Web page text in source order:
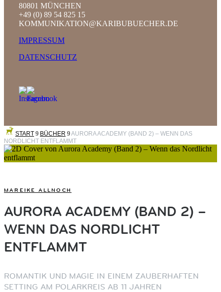
80801 MÜNCHEN
+49 (0) 89 54 825 15
KOMMUNIKATION@KARIBUBUECHER.DE
IMPRESSUM
DATENSCHUTZ
START 9 BÜCHER 9AURORA ACADEMY (BAND 2) – WENN DAS
NORDLICHT ENTFLAMMT
MAREIKE ALLNOCH
AURORA ACADEMY (BAND 2) –
WENN DAS NORDLICHT
ENTFLAMMT
ROMANTIK UND MAGIE IN EINEM ZAUBERHAFTEN
SETTING AM POLARKREIS AB 11 JAHREN